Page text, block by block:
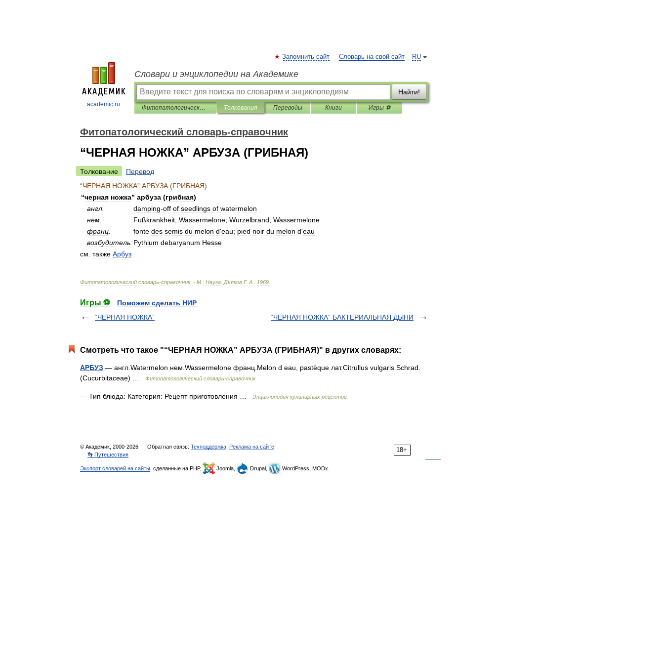
academic.ru
RU
Запомнить сайт Словарь на свой сайт
Словари и энциклопедии на Академике
Найти!
Фитопатологический словарь-справочник Толкования Переводы Книги Игры ⚽
Фитопатологический словарь-справочник
“ЧЕРНАЯ НОЖКА” АРБУЗА (ГРИБНАЯ)
Толкование
Перевод
“ЧЕРНАЯ НОЖКА” АРБУЗА (ГРИБНАЯ)
“черная ножка” арбуза (грибная)
англ
damping-off of seedlings of watermelon
нем
Fußkrankheit Wassermelone; Wurzelbrand Wassermelone
франц
fonte des semis du melon d'eau; pied noir du melon d'eau
возбудитель:Pythium debaryanum Hesse
см также Арбуз
Фитопатологический словарь-справочник. - М : Наука Дьяков Г. А 1969
Игры ⚽
Поможем сделать НИР
“ЧЕРНАЯ НОЖКА”
“ЧЕРНАЯ НОЖКА” БАКТЕРИАЛЬНАЯ ДЫНИ
Смотреть что такое "“ЧЕРНАЯ НОЖКА” АРБУЗА (ГРИБНАЯ)" в других словарях:
АРБУЗ — англ.Watermelon нем.Wassermelone франц.Melon d eau, pastèque лат.Citrullus vulgaris Schrad.
(Cucurbitaceae) …
Фитопатологический словарь-справочник
— Тип блюда: Категория: Рецепт приготовления … Энциклопедия кулинарных рецептов
18+
© Академик, 2000-2026 Обратная связь: Техподдержка Реклама на сайте
👣 Путешествия
Экспорт словарей на сайты , сделанные на PHP, Joomla, Drupal, WordPress, MODx.